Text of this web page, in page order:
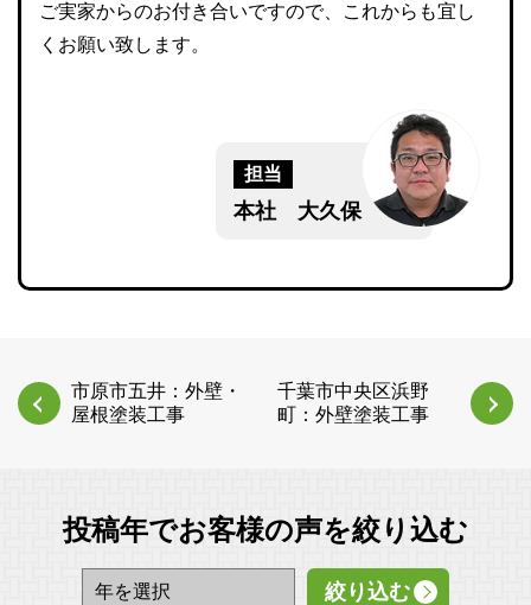
ご実家からのお付き合いですので、これからも宜し
くお願い致します。
担当
本社 大久保
市原市五井：外壁・
屋根塗装工事
千葉市中央区浜野
町：外壁塗装工事
投稿年でお客様の声を絞り込む